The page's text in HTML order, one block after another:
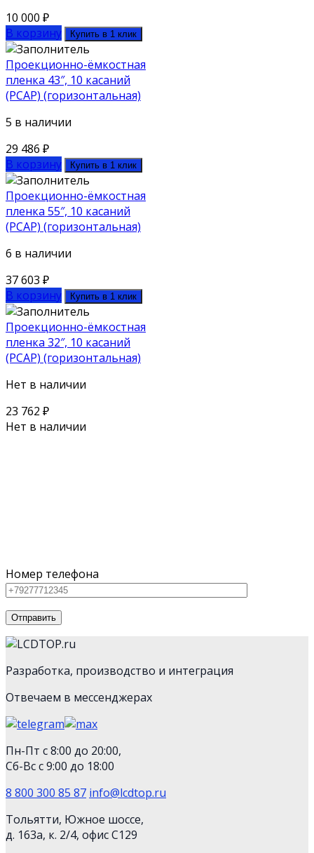
10 000 ₽
В корзину
Купить в 1 клик
Проекционно-ёмкостная
пленка 43″, 10 касаний
(PCAP) (горизонтальная)
5 в наличии
29 486 ₽
В корзину
Купить в 1 клик
Проекционно-ёмкостная
пленка 55″, 10 касаний
(PCAP) (горизонтальная)
6 в наличии
37 603 ₽
В корзину
Купить в 1 клик
Проекционно-ёмкостная
пленка 32″, 10 касаний
(PCAP) (горизонтальная)
Нет в наличии
23 762 ₽
Нет в наличии
Номер телефона
Разработка, производство и интеграция
Отвечаем в мессенджерах
Пн-Пт с 8:00 до 20:00,
Сб-Вс с 9:00 до 18:00
8 800 300 85 87 info@lcdtop.ru
Тольятти, Южное шоссе,
д. 163а, к. 2/4, офис С129